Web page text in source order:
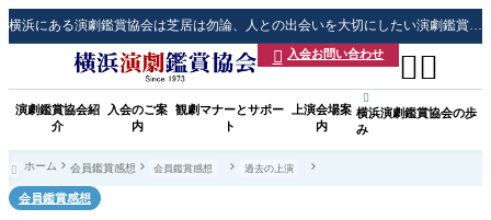
横浜にある演劇鑑賞協会は芝居は勿論、人との出会いを大切にしたい演劇鑑賞会です
演劇鑑賞協会紹
介
入会のご案
内
観劇マナーとサポー
ト
上演会場案
内

横浜演劇鑑賞協会の歩
み
 入会お問い合わせ 
 ホーム 会員鑑賞感想 会員鑑賞感想 過去の上演
会員鑑賞感想